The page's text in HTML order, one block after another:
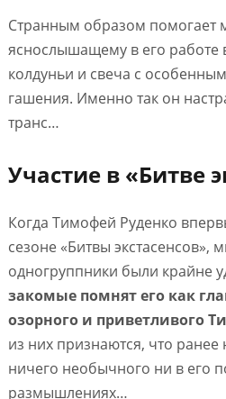
Странным образом помогает
яснослышащему в его
колдуньи и свеча с
гашения. Именно так он
транс…
Участие в «Битве
Когда Тимофей Руденко
сезоне «Битвы экстасенсов»,
одногруппники были крайне
закомые помнят его как
озорного и приветливого
из них признаются, что ранее
ничего необычного ни в его
размышлениях…